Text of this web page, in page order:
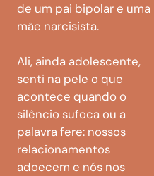
de um pai bipolar e uma
mãe narcisista.
Ali, ainda adolescente,
senti na pele o que
acontece quando o
silêncio sufoca ou a
palavra fere: nossos
relacionamentos
adoecem e nós nos